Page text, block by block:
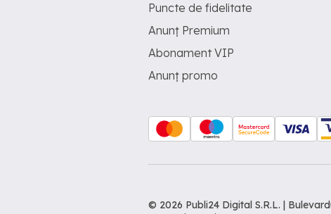
Puncte de fidelitate
Anunț Premium
Abonament VIP
Anunț promo
© 2026 Publi24 Digital S.R.L. |